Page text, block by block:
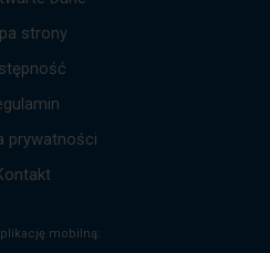
strony
prywatności
mobilną: